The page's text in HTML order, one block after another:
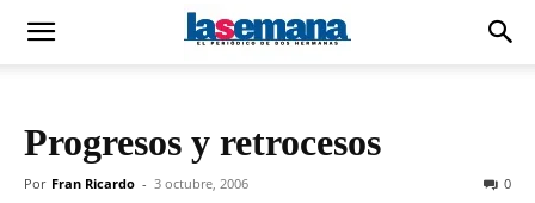
Progresos y retrocesos
Por Fran Ricardo - 3 octubre, 2006 0